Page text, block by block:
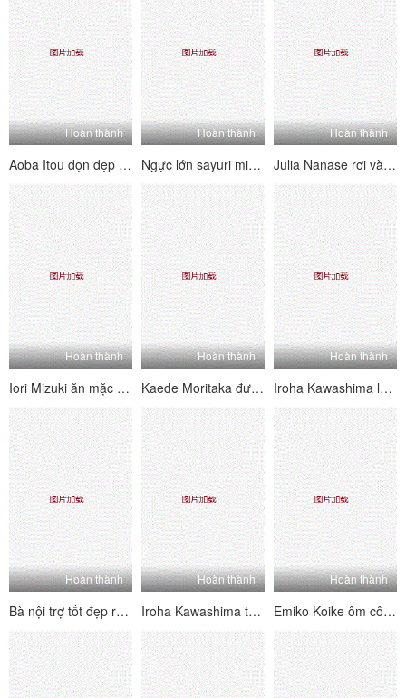
Hoàn thành
Aoba Itou dọn dẹp và làm cho em trai của cô ấy kiêm một tải lớn
Hoàn thành
Ngực lớn sayuri mikami fucked thay vì thử quần áo
Hoàn thành
Julia Nanase rơi vào một tình huống dính trong khi bán một căn hộ
Hoàn thành
Iori Mizuki ăn mặc như một người giúp việc và làm hài lòng bậc thầy trẻ của mình
Hoàn thành
Kaede Moritaka được fucked Hardcore trong khi chồng cô ngủ
Hoàn thành
Iroha Kawashima làm việc của mình trên điện thoại và vẫn được lấp đầy
Hoàn thành
Bà nội trợ tốt đẹp ryo mút trong một cửa hàng tình dục
Hoàn thành
Iroha Kawashima thể hiện đồ chơi mới mà công ty của cô phát triển
Hoàn thành
Emiko Koike ôm cô con trai và người bạn thân nhất của mình trong một bộ ba người đẹp